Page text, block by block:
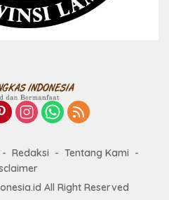
Redaksi
Tentang Kami
All Right Reserved